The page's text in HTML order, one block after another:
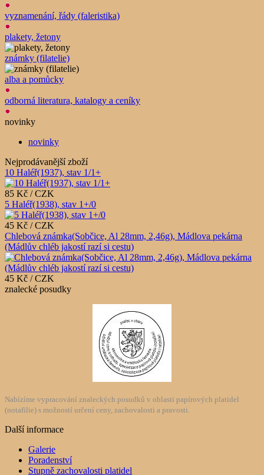
vyznamenání, řády (faleristika)
plakety, žetony
známky (filatelie)
alba a pomůcky
odborná literatura, katalogy a ceníky
novinky
novinky
Nejprodávanější zboží
10 Haléř(1937), stav 1/1+
85 Kč / CZK
5 Haléř(1938), stav 1+/0
45 Kč / CZK
Chlebová známka(Sobčice, Al 28mm, 2,46g), Mádlova pekárna
(Mádlův chléb jakostí razí si cestu)
45 Kč / CZK
znalecké posudky
Nabízíme vypracování znaleckých posudků v oblasti papírových platidel
(notafilie) s možností určení ceny, zachovalosti a pravosti.
Další informace
Galerie
Poradenství
Stupně zachovalosti platidel